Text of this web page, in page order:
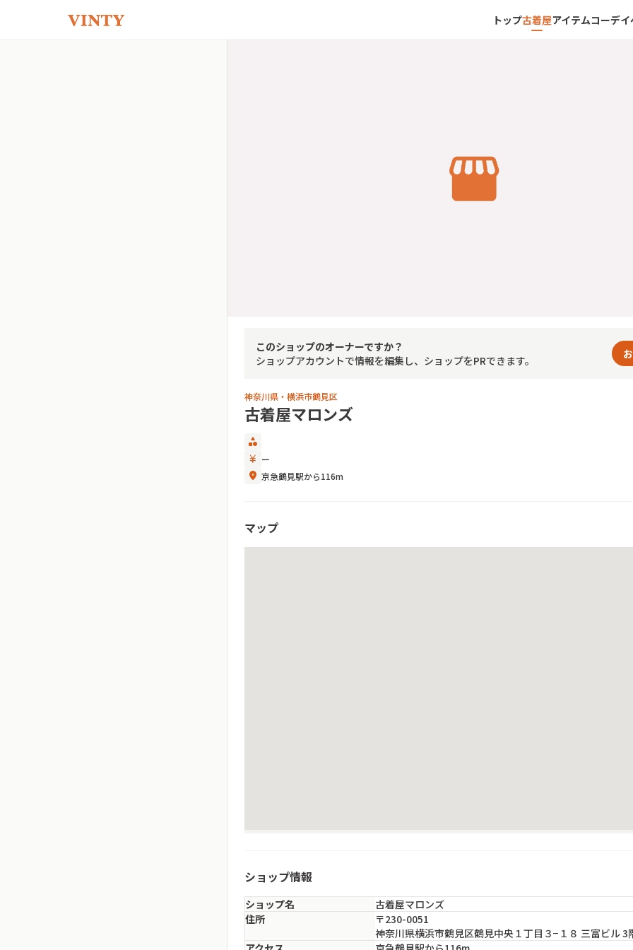
トップ古着屋アイテムコーデ
このショップのオーナーですか？
ショップアカウントで情報を編集し、ショップをPRできます。
神奈川県・横浜市鶴見区
古着屋マロンズ
category
currency_yen ー
location_on 京急鶴見駅から116m
マップ
ショップ情報
ショップ名
古着屋マロンズ
住所
〒230-0051
神奈川県横浜市鶴見区鶴見中央１丁目３−１８ 三富ビル 3